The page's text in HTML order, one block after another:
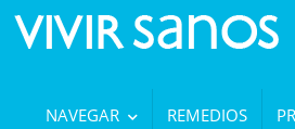
NAVEGAR REMEDIOS